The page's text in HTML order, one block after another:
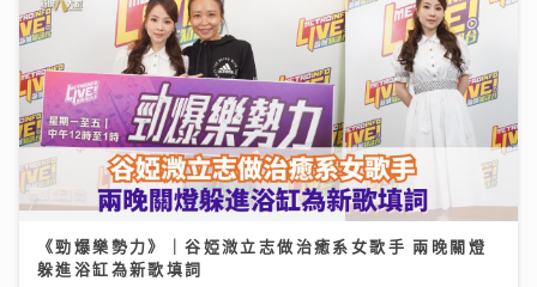
《勁爆樂勢力》｜谷婭溦立志做治癒系女歌手 兩晚關燈
躲進浴缸為新歌填詞